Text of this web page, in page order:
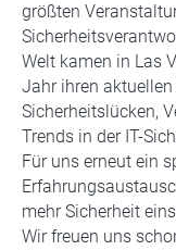
größten
Welt kamen in Las
Jahr ihren
Sicherheitslücken,
Trends in der IT-
Für uns erneut ein
mehr Sicherheit
Wir freuen uns